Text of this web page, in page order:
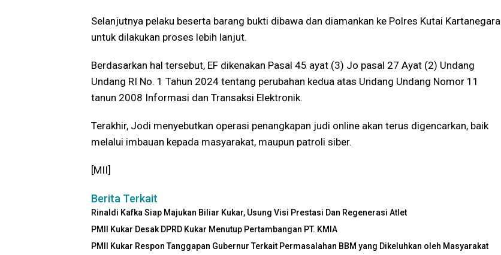
Selanjutnya pelaku beserta barang bukti dibawa dan diamankan ke Polres Kutai Kartanegara
untuk dilakukan proses lebih lanjut.
Berdasarkan hal tersebut, EF dikenakan Pasal 45 ayat (3) Jo pasal 27 Ayat (2) Undang
Undang RI No. 1 Tahun 2024 tentang perubahan kedua atas Undang Undang Nomor 11
tanun 2008 Informasi dan Transaksi Elektronik.
Terakhir, Jodi menyebutkan operasi penangkapan judi online akan terus digencarkan, baik
melalui imbauan kepada masyarakat, maupun patroli siber.
[MII]
Berita Terkait
Rinaldi Kafka Siap Majukan Biliar Kukar, Usung Visi Prestasi Dan Regenerasi Atlet
PMII Kukar Desak DPRD Kukar Menutup Pertambangan PT. KMIA
PMII Kukar Respon Tanggapan Gubernur Terkait Permasalahan BBM yang Dikeluhkan oleh Masyarakat